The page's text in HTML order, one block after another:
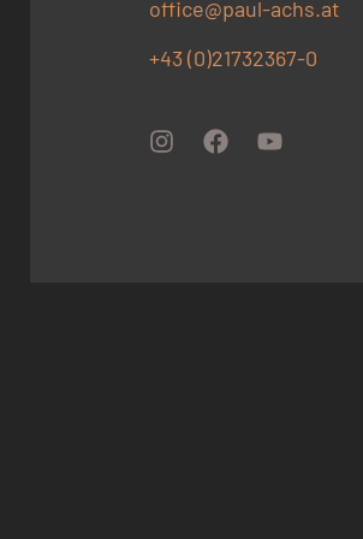
office@paul-achs.at
+43 (0)21732367-0